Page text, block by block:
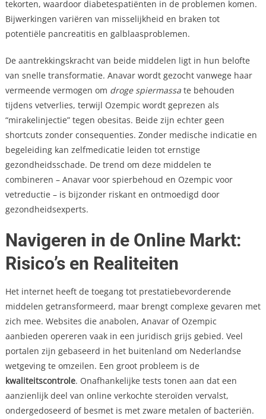
tekorten, waardoor diabetespatiënten in de problemen komen.
Bijwerkingen variëren van misselijkheid en braken tot
potentiële pancreatitis en galblaasproblemen.
De aantrekkingskracht van beide middelen ligt in hun belofte
van snelle transformatie. Anavar wordt gezocht vanwege haar
vermeende vermogen om droge spiermassate behouden
tijdens vetverlies, terwijl Ozempic wordt geprezen als
“mirakelinjectie” tegen obesitas. Beide zijn echter geen
shortcuts zonder consequenties. Zonder medische indicatie en
begeleiding kan zelfmedicatie leiden tot ernstige
gezondheidsschade. De trend om deze middelen te
combineren – Anavar voor spierbehoud en Ozempic voor
vetreductie – is bijzonder riskant en ontmoedigd door
gezondheidsexperts.
Navigeren in de Online Markt:
Risico’s en Realiteiten
Het internet heeft de toegang tot prestatiebevorderende
middelen getransformeerd, maar brengt complexe gevaren met
zich mee. Websites die anabolen, Anavar of Ozempic
aanbieden opereren vaak in een juridisch grijs gebied. Veel
portalen zijn gebaseerd in het buitenland om Nederlandse
wetgeving te omzeilen. Een groot probleem is de
kwaliteitscontrole. Onafhankelijke tests tonen aan dat een
aanzienlijk deel van online verkochte steroïden vervalst,
ondergedoseerd of besmet is met zware metalen of bacteriën.